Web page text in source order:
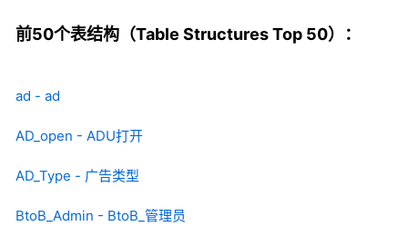
前50个表结构（Table Structures Top 50）：
ad - ad
AD_open - ADU打开
AD_Type - 广告类型
BtoB_Admin - BtoB_管理员